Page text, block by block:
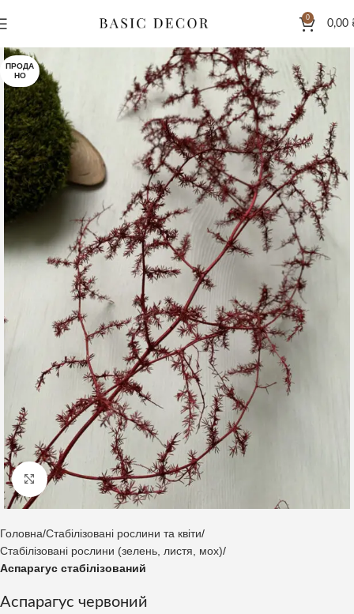
0
0,00
ПРОДА
НО
Клацніть, щоб збільшити
Головна Стабілізовані рослини та квіти
Стабілізовані рослини (зелень, листя, мох)
Аспарагус стабілізований
Аспарагус червоний